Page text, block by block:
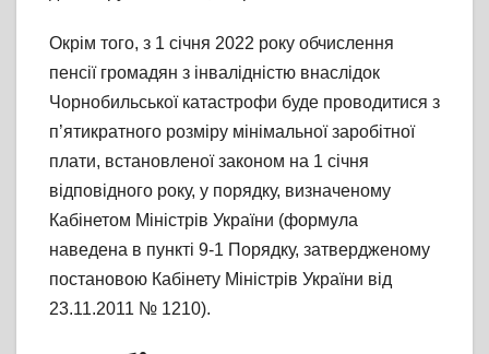
Окрім того, з 1 січня 2022 року обчислення
пенсії громадян з інвалідністю внаслідок
Чорнобильської катастрофи буде проводитися з
п’ятикратного розміру мінімальної заробітної
плати, встановленої законом на 1 січня
відповідного року, у порядку, визначеному
Кабінетом Міністрів України (формула
наведена в пункті 9-1 Порядку, затвердженому
постановою Кабінету Міністрів України від
23.11.2011 № 1210).